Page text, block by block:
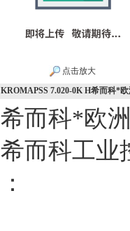
点击放大
KROMAPSS 7.020-0K H希而科*
希而科*欧
希而科工
：